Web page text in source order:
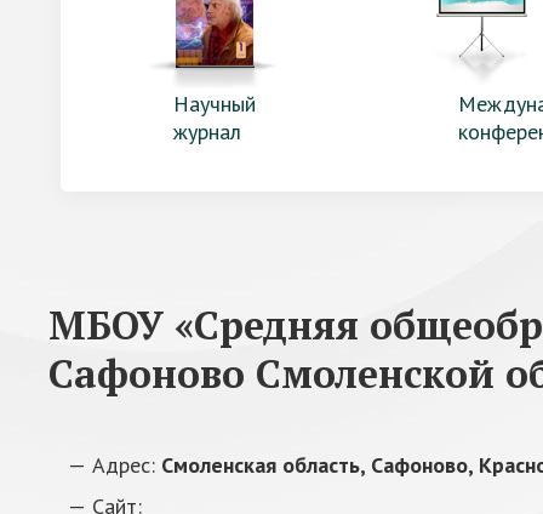
Научный
журнал
МБОУ «Средняя
Сафоново Смоленской
Адрес: Смоленская область, Сафоново,
Сайт: